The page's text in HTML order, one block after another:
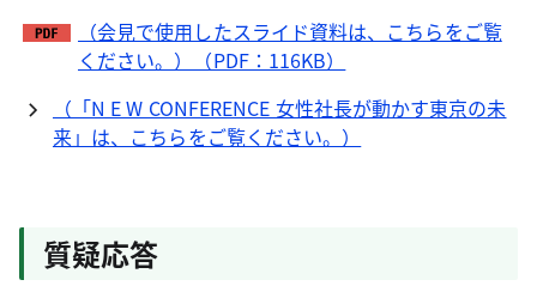
（会見で使用したスライド資料は、こちらをご覧
ください。）（PDF：116KB）
（「N E W CONFERENCE 女性社長が動かす東京の未
来」は、こちらをご覧ください。）
質疑応答